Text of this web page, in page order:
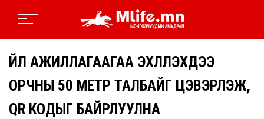
ҮЙЛ АЖИЛЛАГААГАА ЭХЛҮҮЛЭХДЭЭ
ОРЧНЫ 50 МЕТР ТАЛБАЙГ ЦЭВЭРЛЭЖ,
QR КОДЫГ БАЙРЛУУЛНА